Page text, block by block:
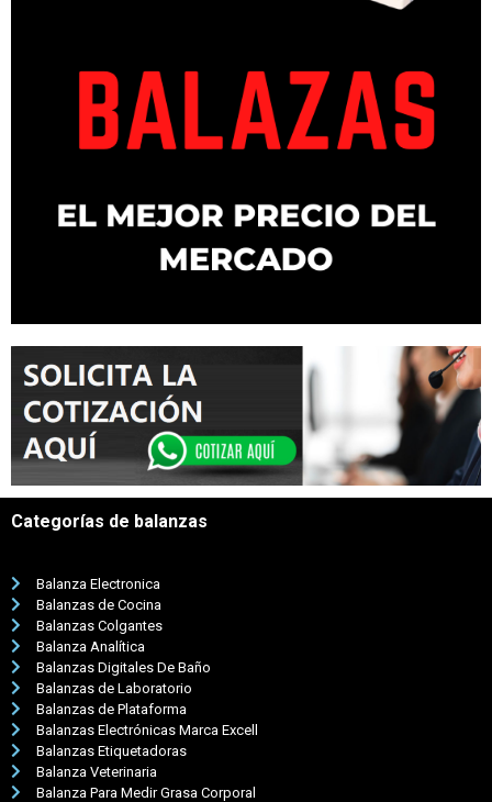
Categorías de balanzas
Balanza Electronica
Balanzas de Cocina
Balanzas Colgantes
Balanza Analítica
Balanzas Digitales De Baño
Balanzas de Laboratorio
Balanzas de Plataforma
Balanzas Electrónicas Marca Excell
Balanzas Etiquetadoras
Balanza Veterinaria
Balanza Para Medir Grasa Corporal